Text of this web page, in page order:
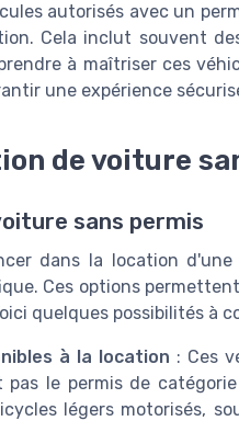
autorisés avec un
Cela inclut souvent
à maîtriser ces
une expérience
de voiture
sans permis
dans la location
Ces options
quelques possibilités à
à la location : Ces
pas le permis de
légers motorisés,